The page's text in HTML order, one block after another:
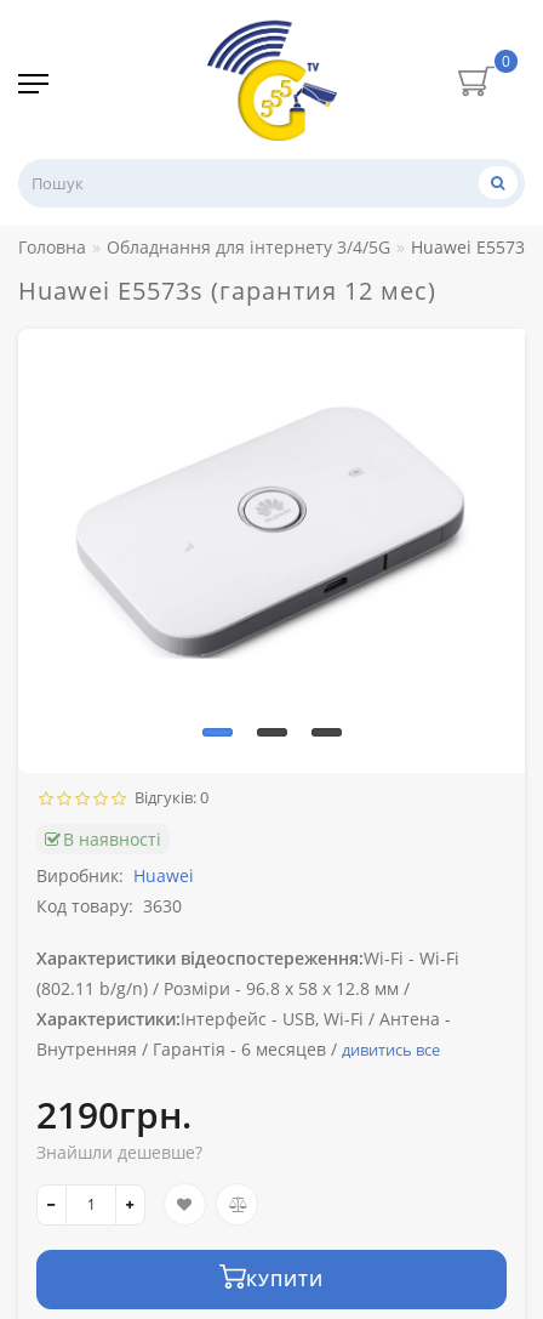
0
Головна Обладнання для інтернету 3/4/5G Huawei E5573s
Huawei E5573s (гарантия 12 мес)
Відгуків: 0
В наявності
Виробник: Huawei
Код товару: 3630
Характеристики відеоспостереження:Wi-Fi - Wi-Fi
(802.11 b/g/n) / Розміри - 96.8 х 58 х 12.8 мм /
Характеристики:Інтерфейс - USB, Wi-Fi / Антена -
Внутренняя / Гарантія - 6 месяцев / дивитись все
2190грн.
Знайшли дешевше?
КУПИТИ